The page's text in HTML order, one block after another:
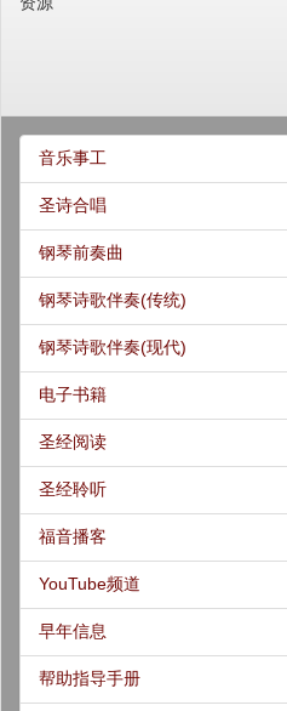
音乐事工
圣诗合唱
钢琴前奏曲
钢琴诗歌伴奏(传统)
钢琴诗歌伴奏(现代)
电子书籍
圣经阅读
圣经聆听
福音播客
YouTube频道
早年信息
帮助指导手册